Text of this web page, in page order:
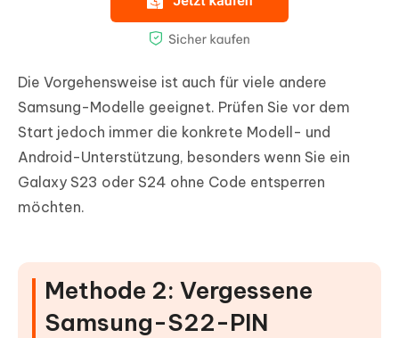
Die Vorgehensweise ist auch für viele andere
Samsung-Modelle geeignet. Prüfen Sie vor dem
Start jedoch immer die konkrete Modell- und
Android-Unterstützung, besonders wenn Sie ein
Galaxy S23 oder S24 ohne Code entsperren
möchten.
Methode 2: Vergessene
Samsung-S22-PIN